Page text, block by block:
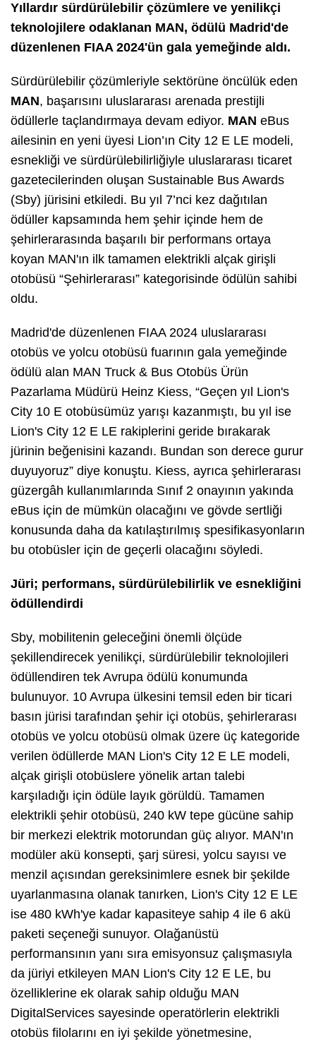
Yıllardır sürdürülebilir çözümlere ve yenilikçi
teknolojilere odaklanan MAN, ödülü Madrid'de
düzenlenen FIAA 2024'ün gala yemeğinde aldı.
Sürdürülebilir çözümleriyle sektörüne öncülük eden
MAN, başarısını uluslararası arenada prestijli
ödüllerle taçlandırmaya devam ediyor. MAN eBus
ailesinin en yeni üyesi Lion’ın City 12 E LE modeli,
esnekliği ve sürdürülebilirliğiyle uluslararası ticaret
gazetecilerinden oluşan Sustainable Bus Awards
(Sby) jürisini etkiledi. Bu yıl 7’nci kez dağıtılan
ödüller kapsamında hem şehir içinde hem de
şehirlerarasında başarılı bir performans ortaya
koyan MAN'ın ilk tamamen elektrikli alçak girişli
otobüsü “Şehirlerarası” kategorisinde ödülün sahibi
oldu.
Madrid'de düzenlenen FIAA 2024 uluslararası
otobüs ve yolcu otobüsü fuarının gala yemeğinde
ödülü alan MAN Truck & Bus Otobüs Ürün
Pazarlama Müdürü Heinz Kiess, “Geçen yıl Lion's
City 10 E otobüsümüz yarışı kazanmıştı, bu yıl ise
Lion's City 12 E LE rakiplerini geride bırakarak
jürinin beğenisini kazandı. Bundan son derece gurur
duyuyoruz” diye konuştu. Kiess, ayrıca şehirlerarası
güzergâh kullanımlarında Sınıf 2 onayının yakında
eBus için de mümkün olacağını ve gövde sertliği
konusunda daha da katılaştırılmış spesifikasyonların
bu otobüsler için de geçerli olacağını söyledi.
Jüri; performans, sürdürülebilirlik ve esnekliğini
ödüllendirdi
Sby, mobilitenin geleceğini önemli ölçüde
şekillendirecek yenilikçi, sürdürülebilir teknolojileri
ödüllendiren tek Avrupa ödülü konumunda
bulunuyor. 10 Avrupa ülkesini temsil eden bir ticari
basın jürisi tarafından şehir içi otobüs, şehirlerarası
otobüs ve yolcu otobüsü olmak üzere üç kategoride
verilen ödüllerde MAN Lion's City 12 E LE modeli,
alçak girişli otobüslere yönelik artan talebi
karşıladığı için ödüle layık görüldü. Tamamen
elektrikli şehir otobüsü, 240 kW tepe gücüne sahip
bir merkezi elektrik motorundan güç alıyor. MAN'ın
modüler akü konsepti, şarj süresi, yolcu sayısı ve
menzil açısından gereksinimlere esnek bir şekilde
uyarlanmasına olanak tanırken, Lion's City 12 E LE
ise 480 kWh'ye kadar kapasiteye sahip 4 ile 6 akü
paketi seçeneği sunuyor. Olağanüstü
performansının yanı sıra emisyonsuz çalışmasıyla
da jüriyi etkileyen MAN Lion's City 12 E LE, bu
özelliklerine ek olarak sahip olduğu MAN
DigitalServices sayesinde operatörlerin elektrikli
otobüs filolarını en iyi şekilde yönetmesine,